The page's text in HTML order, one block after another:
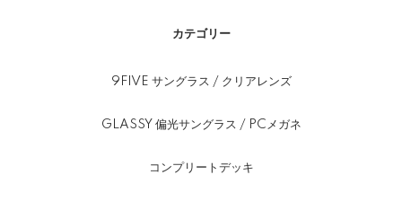
カテゴリー
9FIVE サングラス / クリアレンズ
GLASSY 偏光サングラス / PCメガネ
コンプリートデッキ